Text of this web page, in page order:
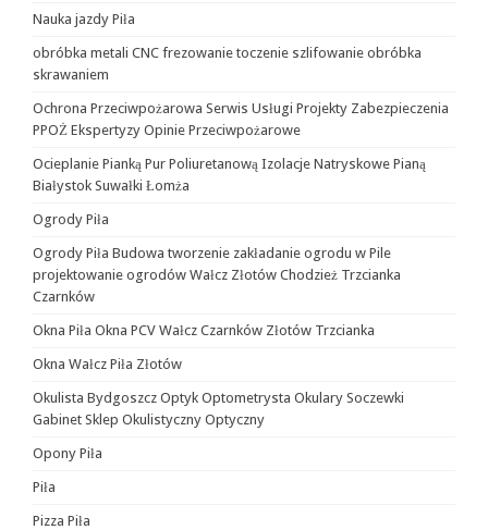
Nauka jazdy Piła
obróbka metali CNC frezowanie toczenie szlifowanie obróbka
skrawaniem
Ochrona Przeciwpożarowa Serwis Usługi Projekty Zabezpieczenia
PPOŻ Ekspertyzy Opinie Przeciwpożarowe
Ocieplanie Pianką Pur Poliuretanową Izolacje Natryskowe Pianą
Białystok Suwałki Łomża
Ogrody Piła
Ogrody Piła Budowa tworzenie zakładanie ogrodu w Pile
projektowanie ogrodów Wałcz Złotów Chodzież Trzcianka
Czarnków
Okna Piła Okna PCV Wałcz Czarnków Złotów Trzcianka
Okna Wałcz Piła Złotów
Okulista Bydgoszcz Optyk Optometrysta Okulary Soczewki
Gabinet Sklep Okulistyczny Optyczny
Opony Piła
Piła
Pizza Piła